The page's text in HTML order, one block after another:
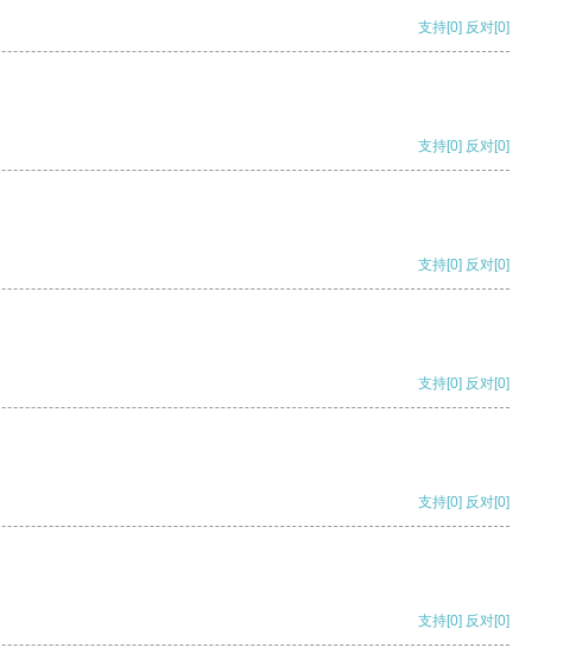
支持[0] 反对[0]
支持[0] 反对[0]
支持[0] 反对[0]
支持[0] 反对[0]
支持[0] 反对[0]
支持[0] 反对[0]